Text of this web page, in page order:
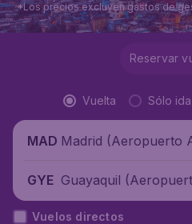
*Los precios excluyen gastos de
Reservar
Vuelta Sólo ida
MAD Madrid (Aeropuerto
GYE Guayaquil
é Joaquín de
Vuelos directos